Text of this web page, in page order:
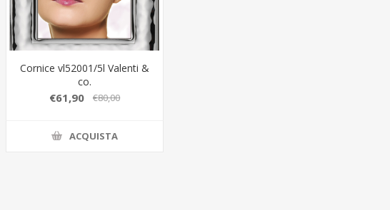
Cornice vl52001/5l Valenti &
co.
€61,90 €80,00
ACQUISTA